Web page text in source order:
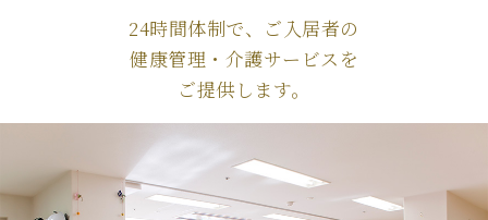
24時間体制で、ご入居者の
健康管理・介護サービスを
ご提供します。